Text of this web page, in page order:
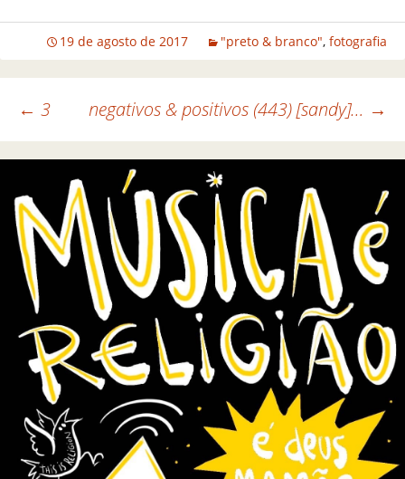
19 de agosto de 2017 "preto & branco", fotografia
Navegação de posts
← 3 negativos & positivos (443) [sandy]… →